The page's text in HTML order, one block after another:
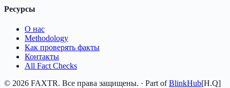
Ресурсы
О нас
Methodology
Как проверять факты
Контакты
All Fact Checks
© 2026 FAXTR. Все права защищены. · Part of BlinkHub[H.Q]